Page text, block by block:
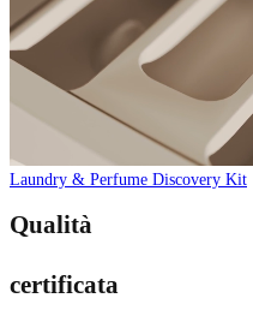
Laundry & Perfume Discovery Kit
Qualità
certificata